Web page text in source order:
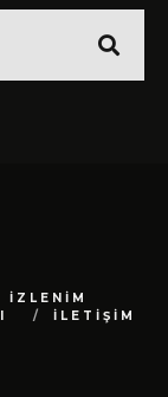
İZLENİM
İLETİŞİM